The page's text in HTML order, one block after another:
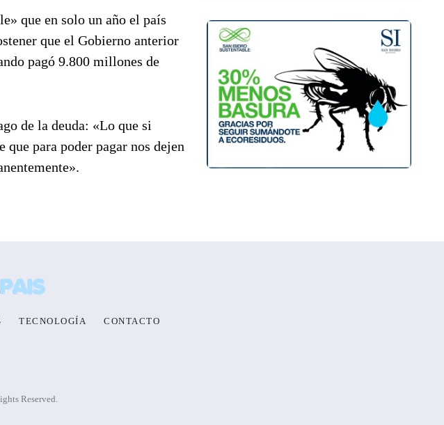
que en solo un año el país
que el Gobierno anterior
pagó 9.800 millones de
de la deuda: «Lo que si
para poder pagar nos dejen
TECNOLOGÍA CONTACTO
Reserved.